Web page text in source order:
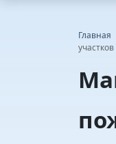
Главная
участков